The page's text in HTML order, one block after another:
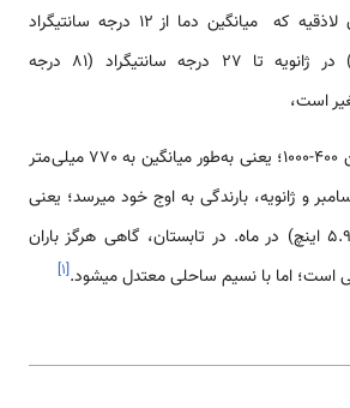
به‌عنوان نمونه در استان لاذقیه که میانگین دما از 12 درجه سانتیگراد
(53.5 درجه فارنهایت) در ژانویه تا 27 درجه سانتیگراد (81 درجه
است،
میزان بارندگی سالانه بین 400-1000؛ یعنی به‌طور میانگین به 770 میلی‌متر
و ژانویه، بارندگی به اوج خود می­رسد؛ یعنی
150/160 میلی‌متر (5.9/6.3 اینچ) در ماه. در تابستان، گاهی هرگز باران
است؛ اما با نسیم ساحلی معتدل می­شود.[۱]